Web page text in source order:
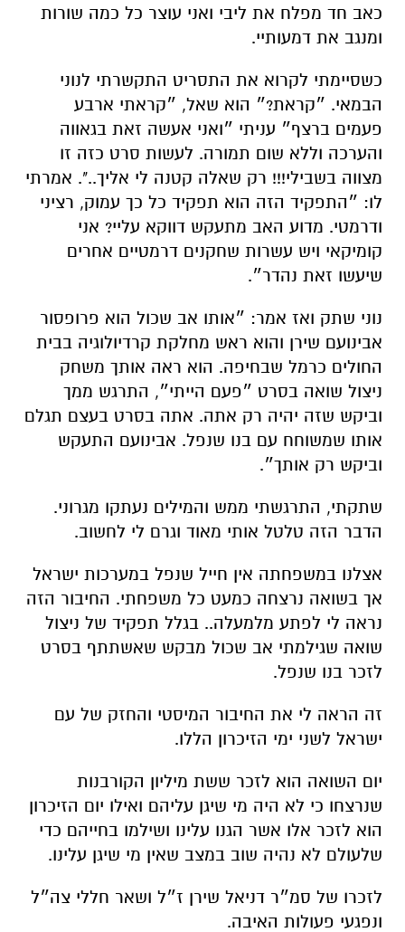
כאב חד מפלח את ליבי ואני עוצר כל כמה שורות
ומנגב את דמעותיי.
כשסיימתי לקרוא את התסריט התקשרתי לנוני
הבמאי. ״קראת?״ הוא שאל, ״קראתי ארבע
פעמים ברצף״ עניתי ״ואני אעשה זאת בגאווה
והערכה וללא שום תמורה. לעשות סרט כזה זו
מצווה בשבילי!!! רק שאלה קטנה לי אליך..". אמרתי
לו: ״התפקיד הזה הוא תפקיד כל כך עמוק, רציני
ודרמטי. מדוע האב מתעקש דווקא עליי? אני
קומיקאי ויש עשרות שחקנים דרמטיים אחרים
שיעשו זאת נהדר״.
נוני שתק ואז אמר: ״אותו אב שכול הוא פרופסור
אבינועם שירן והוא ראש מחלקת קרדיולוגיה בבית
החולים כרמל שבחיפה. הוא ראה אותך משחק
ניצול שואה בסרט ״פעם הייתי״, התרגש ממך
וביקש שזה יהיה רק אתה. אתה בסרט בעצם תגלם
אותו שמשוחח עם בנו שנפל. אבינועם התעקש
וביקש רק אותך״.
שתקתי, התרגשתי ממש והמילים נעתקו מגרוני.
הדבר הזה טלטל אותי מאוד וגרם לי לחשוב.
אצלנו במשפחתה אין חייל שנפל במערכות ישראל
אך בשואה נרצחה כמעט כל משפחתי. החיבור הזה
נראה לי לפתע מלמעלה.. בגלל תפקיד של ניצול
שואה שגילמתי אב שכול מבקש שאשתתף בסרט
לזכר בנו שנפל.
זה הראה לי את החיבור המיסטי והחזק של עם
ישראל לשני ימי הזיכרון הללו.
יום השואה הוא לזכר ששת מיליון הקורבנות
שנרצחו כי לא היה מי שיגן עליהם ואילו יום הזיכרון
הוא לזכר אלו אשר הגנו עלינו ושילמו בחייהם כדי
שלעולם לא נהיה שוב במצב שאין מי שיגן עלינו.
לזכרו של סמ״ר דניאל שירן ז״ל ושאר חללי צה״ל
ונפגעי פעולות האיבה.